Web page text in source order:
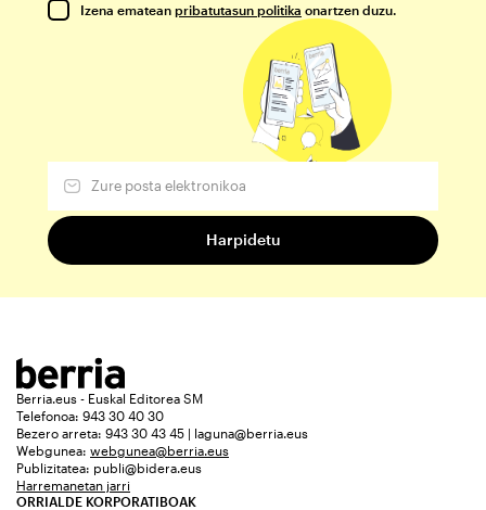
Izena ematean pribatutasun politika onartzen duzu.
Berria.eus - Euskal Editorea SM
Telefonoa: 943 30 40 30
Bezero arreta: 943 30 43 45 | laguna@berria.eus
Webgunea: webgunea@berria.eus
Publizitatea: publi@bidera.eus
Harremanetan jarri
ORRIALDE KORPORATIBOAK